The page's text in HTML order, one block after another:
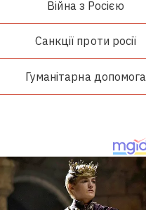
Війна з Росією
Санкції проти росії
Гуманітарна допомога